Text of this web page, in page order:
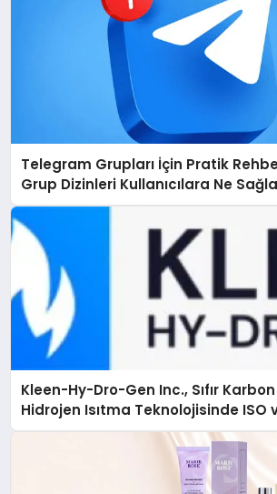
Telegram Grupları İçin Pratik
Grup Dizinleri Kullanıcılara Ne
Kleen-Hy-Dro-Gen Inc., Sıfır
Hidrojen Isıtma Teknolojisinde ISO
Düzenleyici Onaylarını Aldı